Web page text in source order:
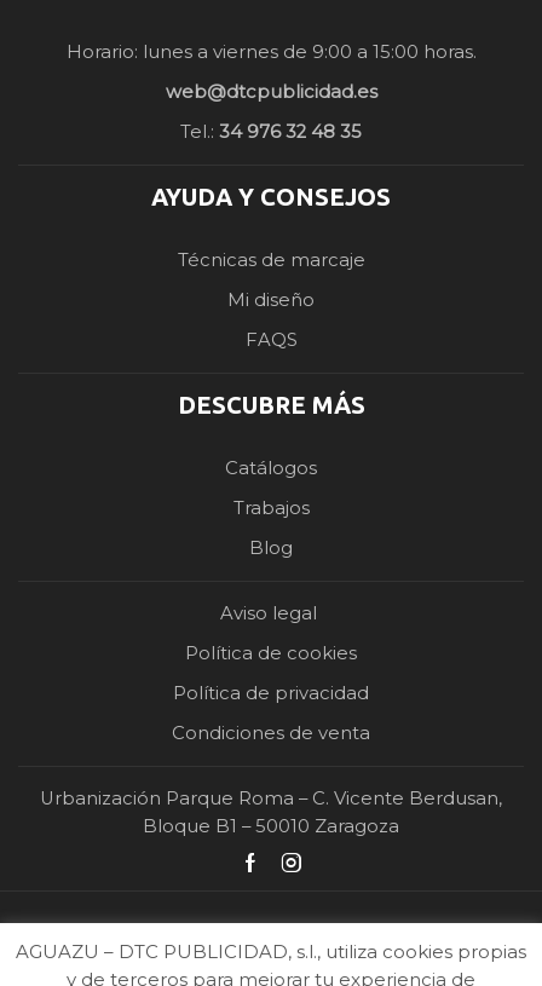
Horario: lunes a viernes de 9:00 a 15:00 horas.
web@dtcpublicidad.es
Tel.: 34 976 32 48 35
AYUDA Y CONSEJOS
Técnicas de marcaje
Mi diseño
FAQS
DESCUBRE MÁS
Catálogos
Trabajos
Blog
Aviso legal
Política de cookies
Política de privacidad
Condiciones de venta
Urbanización Parque Roma – C. Vicente Berdusan,
Bloque B1 – 50010 Zaragoza
AGUAZU – DTC PUBLICIDAD, s.l., utiliza cookies propias
y de terceros para mejorar tu experiencia de